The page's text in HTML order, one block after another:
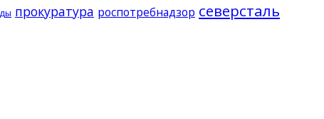
прокуратура роспотребнадзор северсталь